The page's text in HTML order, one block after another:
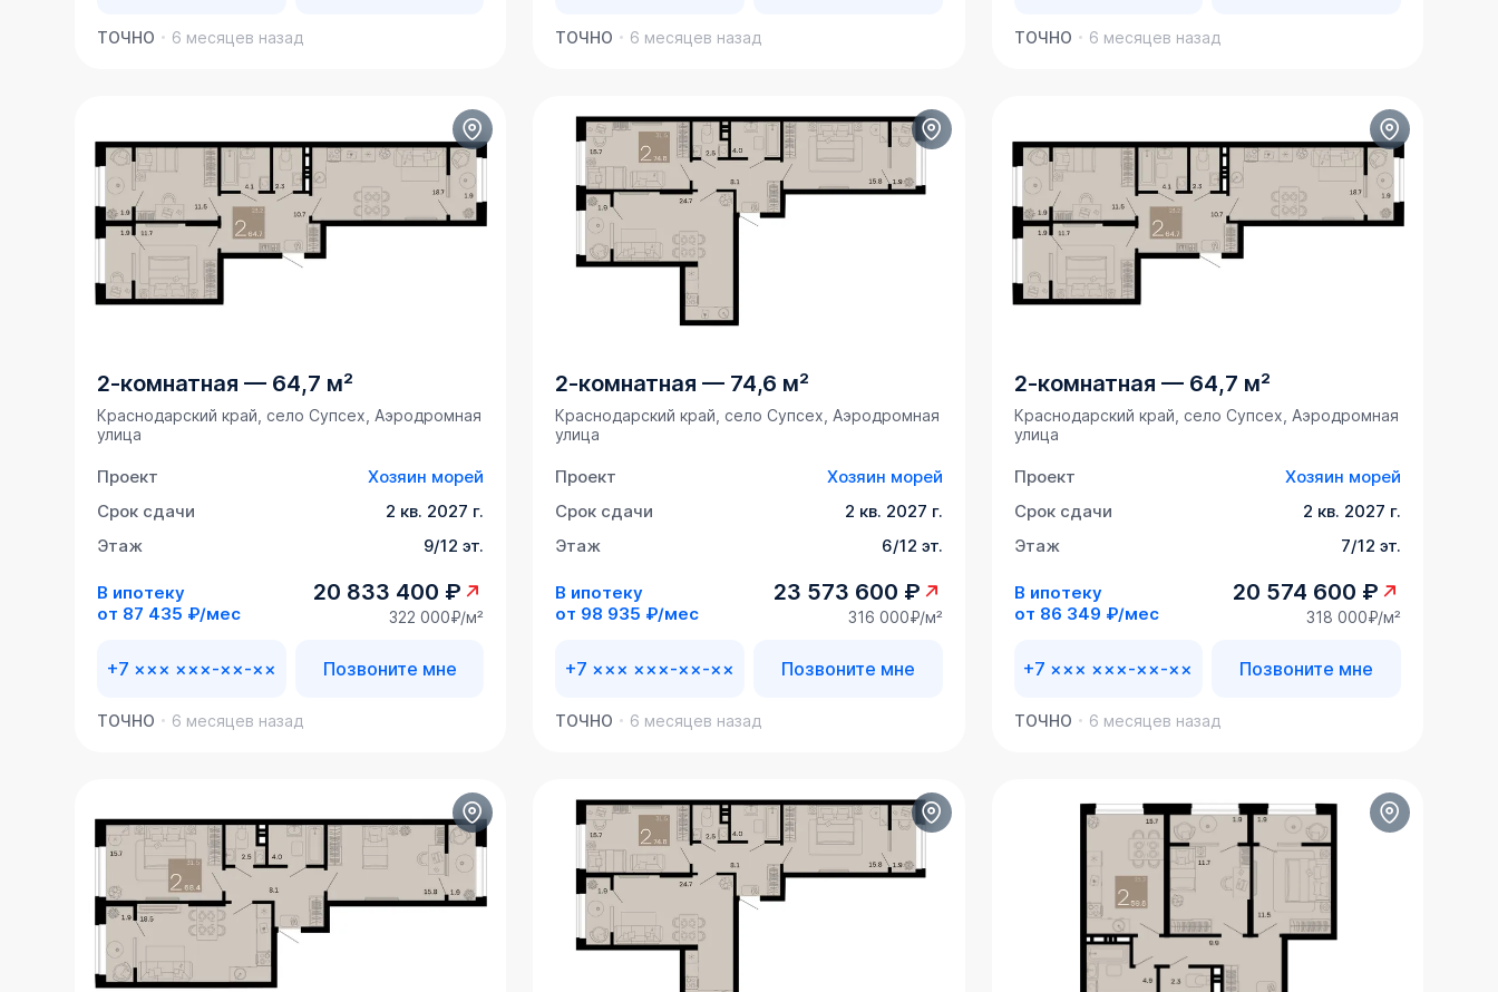
ТОЧНО 6 месяцев назад ТОЧНО 6 месяцев назад ТОЧНО 6 месяцев назад
2-комнатная — 64,7 м²
Краснодарский край, село Супсех, Аэродромная
улица
Проект
Хозяин морей
Срок сдачи
2 кв. 2027 г.
Этаж
9/12 эт.
В ипотеку
от 87 435 ₽/мес
20 833 400 ₽
322 000₽/м²
+7 ××× ×××-××-×× Позвоните мне
ТОЧНО 6 месяцев назад
2-комнатная — 74,6 м²
Краснодарский край, село Супсех, Аэродромная
улица
Проект
Хозяин морей
Срок сдачи
2 кв. 2027 г.
Этаж
6/12 эт.
В ипотеку
от 98 935 ₽/мес
23 573 600 ₽
316 000₽/м²
+7 ××× ×××-××-×× Позвоните мне
ТОЧНО 6 месяцев назад
2-комнатная — 64,7 м²
Краснодарский край, село Супсех, Аэродромная
улица
Проект
Хозяин морей
Срок сдачи
2 кв. 2027 г.
Этаж
7/12 эт.
В ипотеку
от 86 349 ₽/мес
20 574 600 ₽
318 000₽/м²
+7 ××× ×××-××-×× Позвоните мне
ТОЧНО 6 месяцев назад